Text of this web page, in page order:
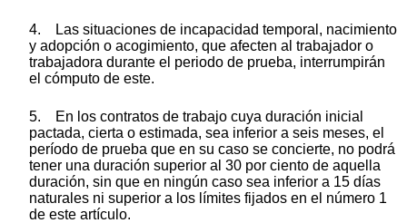
4. Las situaciones de incapacidad temporal, nacimiento
y adopción o acogimiento, que afecten al trabajador o
trabajadora durante el periodo de prueba, interrumpirán
el cómputo de este.
5. En los contratos de trabajo cuya duración inicial
pactada, cierta o estimada, sea inferior a seis meses, el
período de prueba que en su caso se concierte, no podrá
tener una duración superior al 30 por ciento de aquella
duración, sin que en ningún caso sea inferior a 15 días
naturales ni superior a los límites fijados en el número 1
de este artículo.